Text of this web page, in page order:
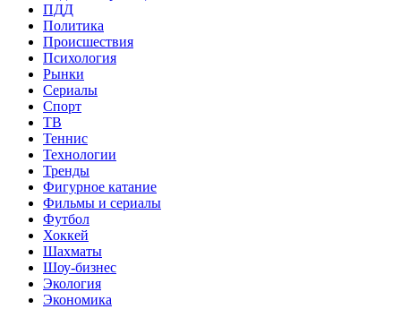
ПДД
Политика
Происшествия
Психология
Рынки
Сериалы
Спорт
ТВ
Теннис
Технологии
Тренды
Фигурное катание
Фильмы и сериалы
Футбол
Хоккей
Шахматы
Шоу-бизнес
Экология
Экономика